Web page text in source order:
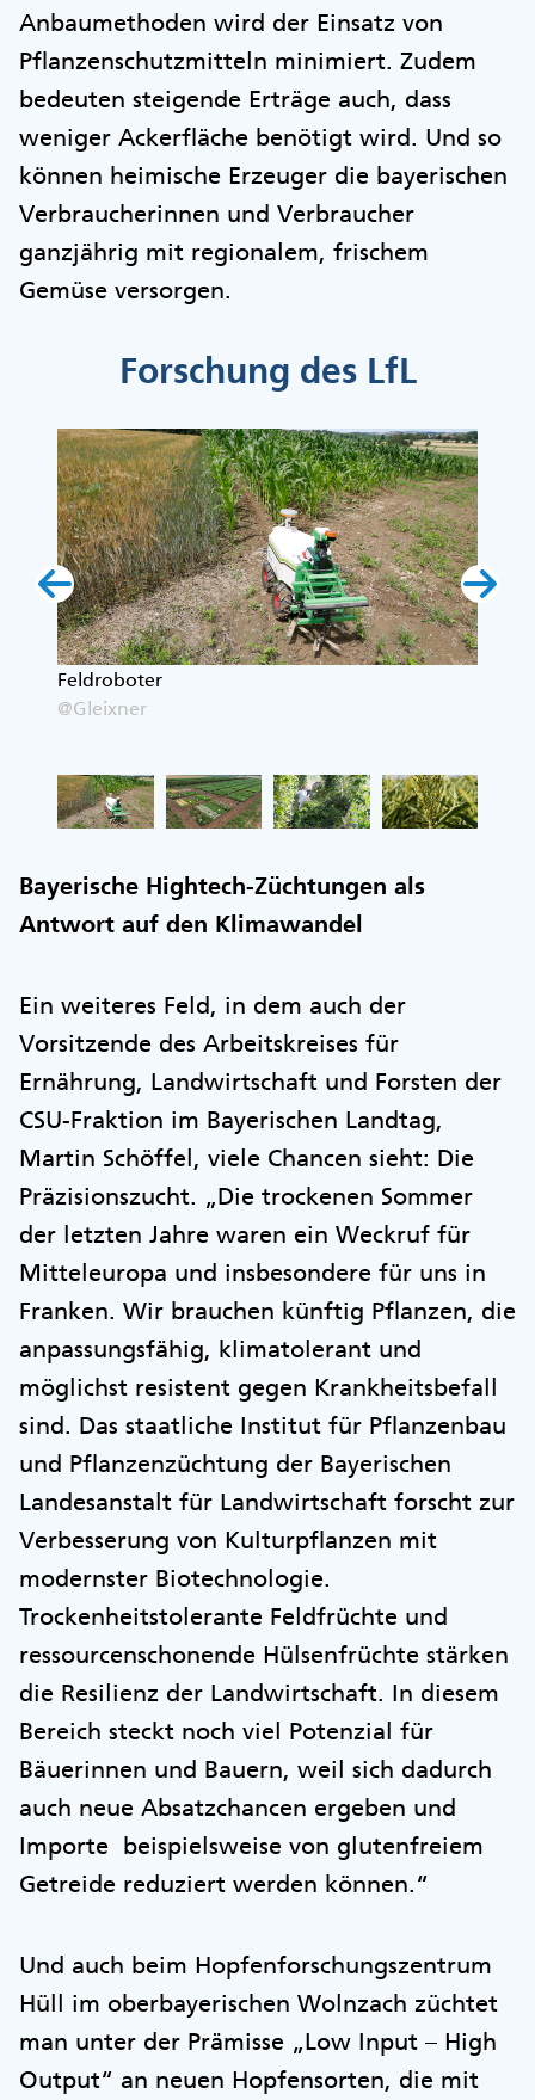
Anbaumethoden wird der Einsatz von
Pflanzenschutzmitteln minimiert. Zudem
bedeuten steigende Erträge auch, dass
weniger Ackerfläche benötigt wird. Und so
können heimische Erzeuger die bayerischen
Verbraucherinnen und Verbraucher
ganzjährig mit regionalem, frischem
Gemüse versorgen.
Forschung des LfL
Feldroboter
@Gleixner
Bayerische Hightech-Züchtungen als
Antwort auf den Klimawandel
Ein weiteres Feld, in dem auch der
Vorsitzende des Arbeitskreises für
Ernährung, Landwirtschaft und Forsten der
CSU-Fraktion im Bayerischen Landtag,
Martin Schöffel, viele Chancen sieht: Die
Präzisionszucht. „Die trockenen Sommer
der letzten Jahre waren ein Weckruf für
Mitteleuropa und insbesondere für uns in
Franken. Wir brauchen künftig Pflanzen, die
anpassungsfähig, klimatolerant und
möglichst resistent gegen Krankheitsbefall
sind. Das staatliche Institut für Pflanzenbau
und Pflanzenzüchtung der Bayerischen
Landesanstalt für Landwirtschaft forscht zur
Verbesserung von Kulturpflanzen mit
modernster Biotechnologie.
Trockenheitstolerante Feldfrüchte und
ressourcenschonende Hülsenfrüchte stärken
die Resilienz der Landwirtschaft. In diesem
Bereich steckt noch viel Potenzial für
Bäuerinnen und Bauern, weil sich dadurch
auch neue Absatzchancen ergeben und
Importe beispielsweise von glutenfreiem
Getreide reduziert werden können.“
Und auch beim Hopfenforschungszentrum
Hüll im oberbayerischen Wolnzach züchtet
man unter der Prämisse „Low Input – High
Output“ an neuen Hopfensorten, die mit